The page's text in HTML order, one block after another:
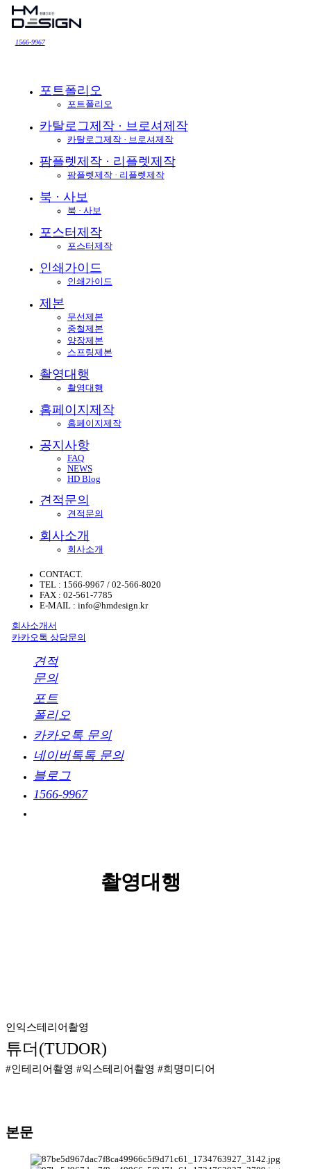
1566-9967
포트폴리오
포트폴리오
카탈로그제작 · 브로셔제작
카탈로그제작 · 브로셔제작
팜플렛제작 · 리플렛제작
팜플렛제작 · 리플렛제작
북 · 사보
북 · 사보
포스터제작
포스터제작
인쇄가이드
인쇄가이드
제본
무선제본
중철제본
양장제본
스프링제본
촬영대행
촬영대행
홈페이지제작
홈페이지제작
공지사항
FAQ
NEWS
HD Blog
견적문의
견적문의
회사소개
회사소개
CONTACT.
TEL : 1566-9967 / 02-566-8020
FAX : 02-561-7785
E-MAIL : info@hmdesign.kr
회사소개서
카카오톡 상담문의
견적
문의
포트
폴리오
카카오톡 문의
네이버톡톡 문의
블로그
1566-9967
촬영대행
인익스테리어촬영
튜더(TUDOR)
#인테리어촬영 #익스테리어촬영 #희명미디어
본문